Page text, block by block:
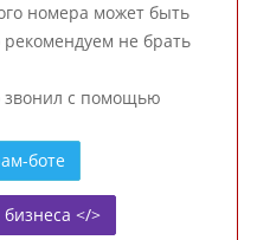
номера может быть
не брать
звонил с помощью
боте
бизнеса </>